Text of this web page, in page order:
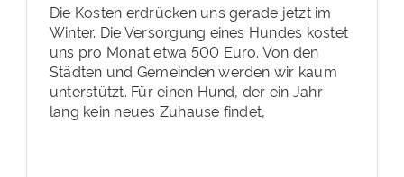
Die Kosten erdrücken uns gerade jetzt im
Winter. Die Versorgung eines Hundes kostet
uns pro Monat etwa 500 Euro. Von den
Städten und Gemeinden werden wir kaum
unterstützt. Für einen Hund, der ein Jahr
lang kein neues Zuhause findet,